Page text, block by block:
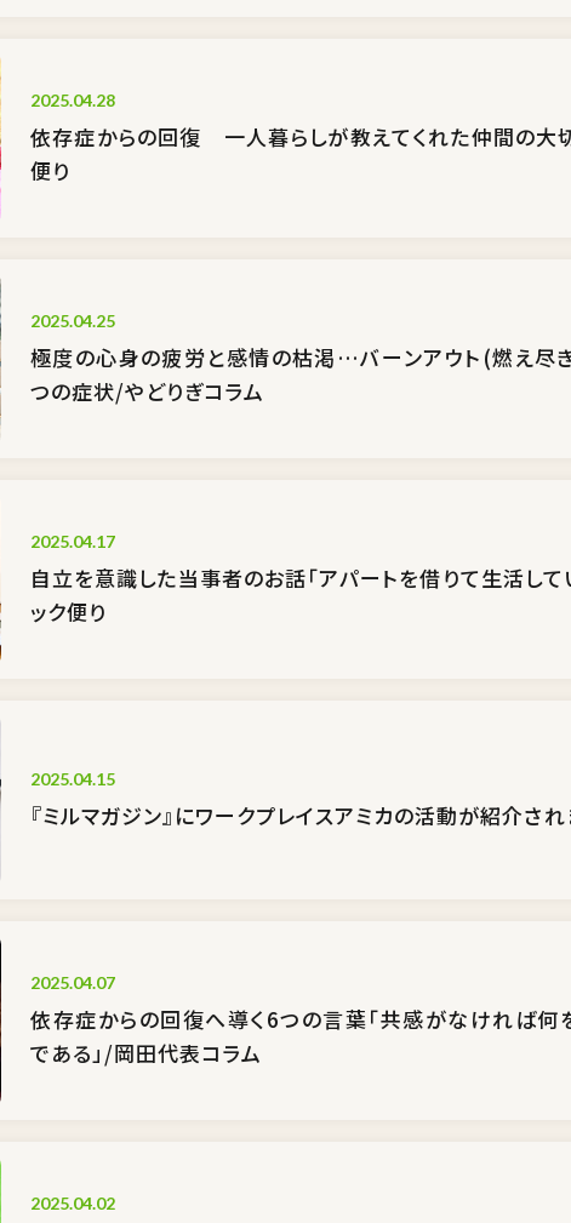
2025.04.28
依存症からの回復 一人暮らしが教えてくれた仲間の大
便り
2025.04.25
極度の心身の疲労と感情の枯渇…バーンアウト(燃え尽
つの症状/やどりぎコラム
2025.04.17
自立を意識した当事者のお話「アパートを借りて生活して
ック便り
2025.04.15
『ミルマガジン』にワークプレイスアミカの活動が紹介さ
2025.04.07
依存症からの回復へ導く6つの言葉「共感がなければ何
である」/岡田代表コラム
2025.04.02